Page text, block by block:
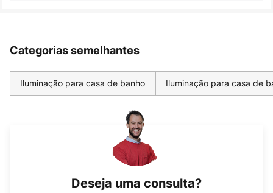
Categorias semelhantes
Iluminação para casa de banho Iluminação para casa de
Deseja uma consulta?